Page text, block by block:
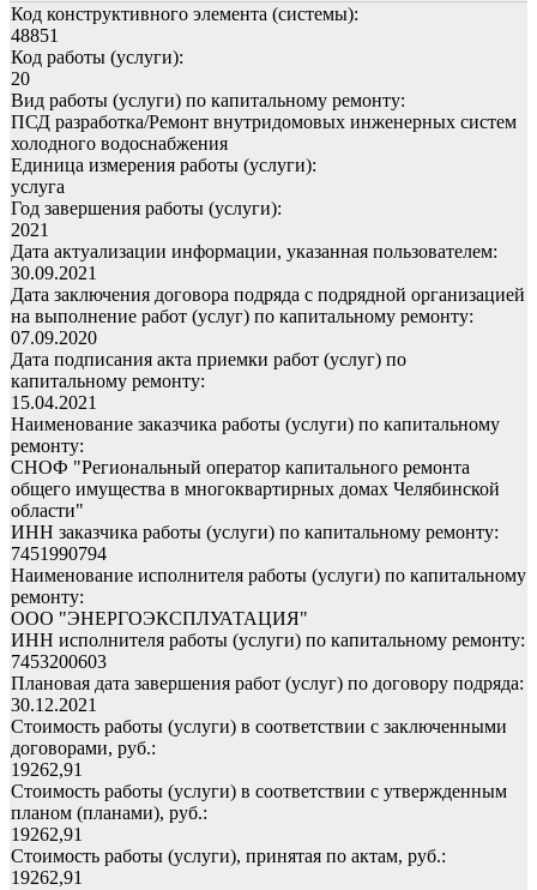
Код конструктивного элемента (системы):
48851
Код работы (услуги):
20
Вид работы (услуги) по капитальному ремонту:
ПСД разработка/Ремонт внутридомовых инженерных систем
холодного водоснабжения
Единица измерения работы (услуги):
услуга
Год завершения работы (услуги):
2021
Дата актуализации информации, указанная пользователем:
30.09.2021
Дата заключения договора подряда с подрядной организацией
на выполнение работ (услуг) по капитальному ремонту:
07.09.2020
Дата подписания акта приемки работ (услуг) по
капитальному ремонту:
15.04.2021
Наименование заказчика работы (услуги) по капитальному
ремонту:
СНОФ "Региональный оператор капитального ремонта
общего имущества в многоквартирных домах Челябинской
области"
ИНН заказчика работы (услуги) по капитальному ремонту:
7451990794
Наименование исполнителя работы (услуги) по капитальному
ремонту:
ООО "ЭНЕРГОЭКСПЛУАТАЦИЯ"
ИНН исполнителя работы (услуги) по капитальному ремонту:
7453200603
Плановая дата завершения работ (услуг) по договору подряда:
30.12.2021
Стоимость работы (услуги) в соответствии с заключенными
договорами, руб.:
19262,91
Стоимость работы (услуги) в соответствии с утвержденным
планом (планами), руб.:
19262,91
Стоимость работы (услуги), принятая по актам, руб.:
19262,91